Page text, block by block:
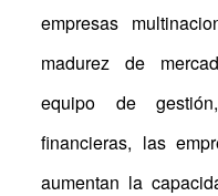
empresas
madurez de
equipo de
financieras, las
aumentan la